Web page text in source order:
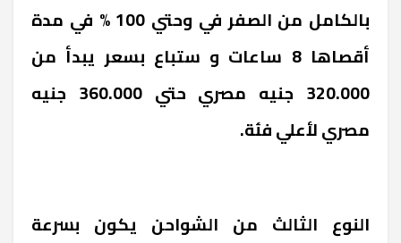
بالكامل من الصفر في وحتي 100 % في مدة
أقصاها 8 ساعات و ستباع بسعر يبدأ من
320.000 جنيه مصري حتي 360.000 جنيه
مصري لأعلي فئة.
النوع الثالث من الشواحن يكون بسرعة